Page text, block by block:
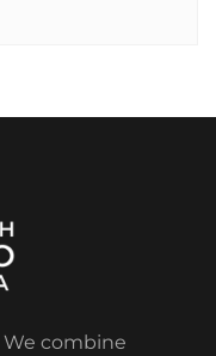
combine